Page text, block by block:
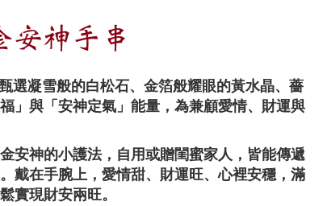
神手串
選凝雪般的白松石、金箔般耀眼的黃水晶、薔
」與「安神定氣」能量，為兼顧愛情、財運與
安神的小護法，自用或贈閨蜜家人，皆能傳遞
戴在手腕上，愛情甜、財運旺、心裡安穩，滿
實現財安兩旺。